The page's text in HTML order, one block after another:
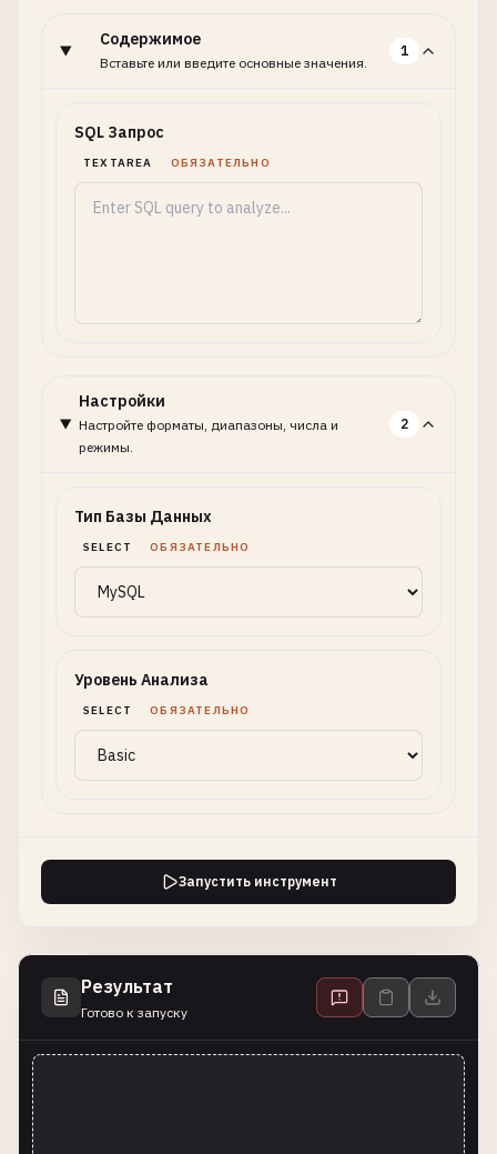
Содержимое
Вставьте или введите основные значения.
1
SQL Запрос
TEXTAREA ОБЯЗАТЕЛЬНО
Настройки
Настройте форматы, диапазоны, числа и
режимы.
2
Тип Базы Данных
SELECT ОБЯЗАТЕЛЬНО
Уровень Анализа
SELECT ОБЯЗАТЕЛЬНО
Запустить инструмент
Результат
Готово к запуску